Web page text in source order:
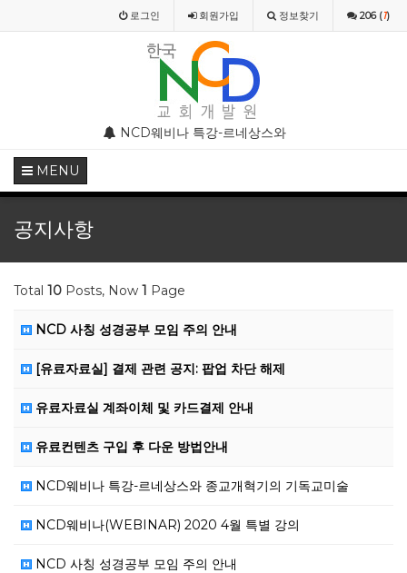
로그인 회원가입 정보찾기 206 (1)
NCD웨비나 특강-르네상스와 종교개혁기의 기독교미술
MENU
공지사항
Total 10 Posts, Now 1 Page
NCD 사칭 성경공부 모임 주의 안내
[유료자료실] 결제 관련 공지: 팝업 차단 해제
유료자료실 계좌이체 및 카드결제 안내
유료컨텐츠 구입 후 다운 방법안내
NCD웨비나 특강-르네상스와 종교개혁기의 기독교미술
NCD웨비나(WEBINAR) 2020 4월 특별 강의
NCD 사칭 성경공부 모임 주의 안내